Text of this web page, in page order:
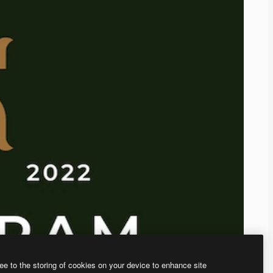
to the storing of cookies on your device to enhance site